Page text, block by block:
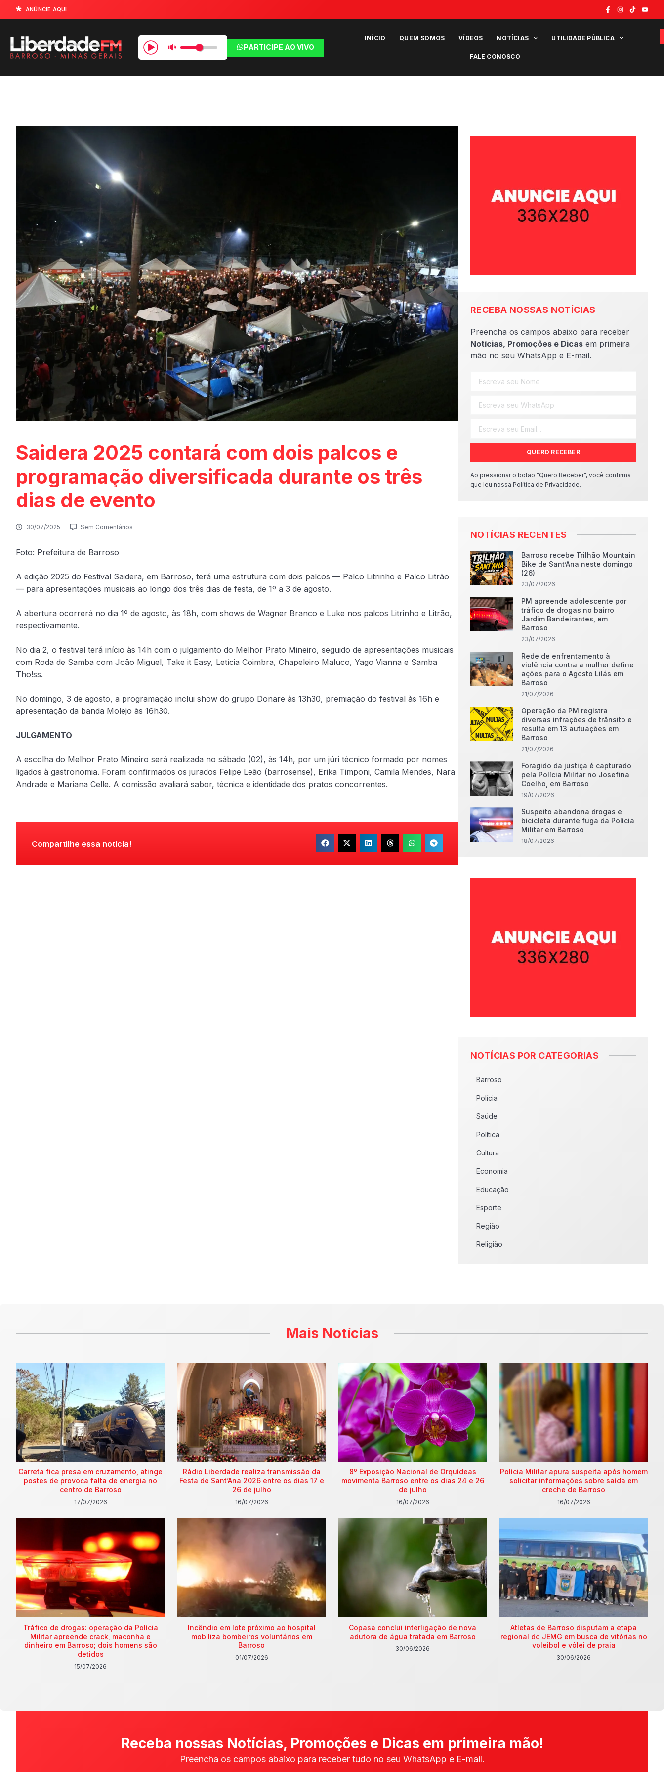
ANÚNCIE AQUI
PARTICIPE AO VIVO
INÍCIO QUEM SOMOS VÍDEOS NOTÍCIAS UTILIDADE PÚBLICA
FALE CONOSCO
Saidera 2025 contará com dois palcos e
programação diversificada durante os três
dias de evento
30/07/2025 Sem Comentários
Foto: Prefeitura de Barroso
A edição 2025 do Festival Saidera, em Barroso, terá uma estrutura com dois palcos — Palco Litrinho e Palco Litrão
— para apresentações musicais ao longo dos três dias de festa, de 1º a 3 de agosto.
A abertura ocorrerá no dia 1º de agosto, às 18h, com shows de Wagner Branco e Luke nos palcos Litrinho e Litrão,
respectivamente.
No dia 2, o festival terá início às 14h com o julgamento do Melhor Prato Mineiro, seguido de apresentações musicais
com Roda de Samba com João Miguel, Take it Easy, Letícia Coimbra, Chapeleiro Maluco, Yago Vianna e Samba
Tho!ss.
No domingo, 3 de agosto, a programação inclui show do grupo Donare às 13h30, premiação do festival às 16h e
apresentação da banda Molejo às 16h30.
JULGAMENTO
A escolha do Melhor Prato Mineiro será realizada no sábado (02), às 14h, por um júri técnico formado por nomes
ligados à gastronomia. Foram confirmados os jurados Felipe Leão (barrosense), Erika Timponi, Camila Mendes, Nara
Andrade e Mariana Celle. A comissão avaliará sabor, técnica e identidade dos pratos concorrentes.
Compartilhe essa notícia!
RECEBA NOSSAS NOTÍCIAS
Preencha os campos abaixo para receber
Notícias, Promoções e Dicas em primeira
mão no seu WhatsApp e E-mail.
QUERO RECEBER
Ao pressionar o botão "Quero Receber", você confirma
que leu nossa Política de Privacidade.
NOTÍCIAS RECENTES
Barroso recebe Trilhão Mountain
Bike de Sant’Ana neste domingo
(26)
23/07/2026
PM apreende adolescente por
tráfico de drogas no bairro
Jardim Bandeirantes, em
Barroso
23/07/2026
Rede de enfrentamento à
violência contra a mulher define
ações para o Agosto Lilás em
Barroso
21/07/2026
Operação da PM registra
diversas infrações de trânsito e
resulta em 13 autuações em
Barroso
21/07/2026
Foragido da justiça é capturado
pela Polícia Militar no Josefina
Coelho, em Barroso
19/07/2026
Suspeito abandona drogas e
bicicleta durante fuga da Polícia
Militar em Barroso
18/07/2026
NOTÍCIAS POR CATEGORIAS
Barroso
Polícia
Saúde
Política
Cultura
Economia
Educação
Esporte
Região
Religião
Mais Notícias
Carreta fica presa em cruzamento, atinge
postes de provoca falta de energia no
centro de Barroso
17/07/2026
Rádio Liberdade realiza transmissão da
Festa de Sant’Ana 2026 entre os dias 17 e
26 de julho
16/07/2026
8º Exposição Nacional de Orquídeas
movimenta Barroso entre os dias 24 e 26
de julho
16/07/2026
Polícia Militar apura suspeita após homem
solicitar informações sobre saída em
creche de Barroso
16/07/2026
Tráfico de drogas: operação da Polícia
Militar apreende crack, maconha e
dinheiro em Barroso; dois homens são
detidos
15/07/2026
Incêndio em lote próximo ao hospital
mobiliza bombeiros voluntários em
Barroso
01/07/2026
Copasa conclui interligação de nova
adutora de água tratada em Barroso
30/06/2026
Atletas de Barroso disputam a etapa
regional do JEMG em busca de vitórias no
voleibol e vôlei de praia
30/06/2026
Receba nossas Notícias, Promoções e Dicas em primeira mão!
Preencha os campos abaixo para receber tudo no seu WhatsApp e E-mail.